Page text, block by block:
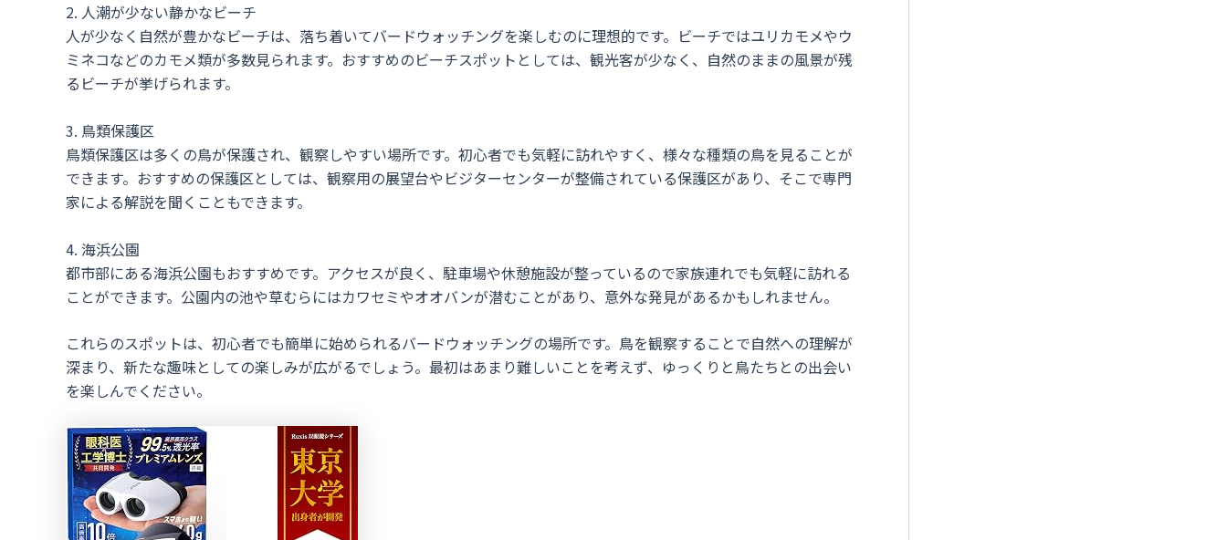
2. 人潮が少ない静かなビーチ
人が少なく自然が豊かなビーチは、落ち着いてバードウォッチングを楽しむのに理想的です。ビーチではユリカモメやウ
ミネコなどのカモメ類が多数見られます。おすすめのビーチスポットとしては、観光客が少なく、自然のままの風景が残
るビーチが挙げられます。
3. 鳥類保護区
鳥類保護区は多くの鳥が保護され、観察しやすい場所です。初心者でも気軽に訪れやすく、様々な種類の鳥を見ることが
できます。おすすめの保護区としては、観察用の展望台やビジターセンターが整備されている保護区があり、そこで専門
家による解説を聞くこともできます。
4. 海浜公園
都市部にある海浜公園もおすすめです。アクセスが良く、駐車場や休憩施設が整っているので家族連れでも気軽に訪れる
ことができます。公園内の池や草むらにはカワセミやオオバンが潜むことがあり、意外な発見があるかもしれません。
これらのスポットは、初心者でも簡単に始められるバードウォッチングの場所です。鳥を観察することで自然への理解が
深まり、新たな趣味としての楽しみが広がるでしょう。最初はあまり難しいことを考えず、ゆっくりと鳥たちとの出会い
を楽しんでください。